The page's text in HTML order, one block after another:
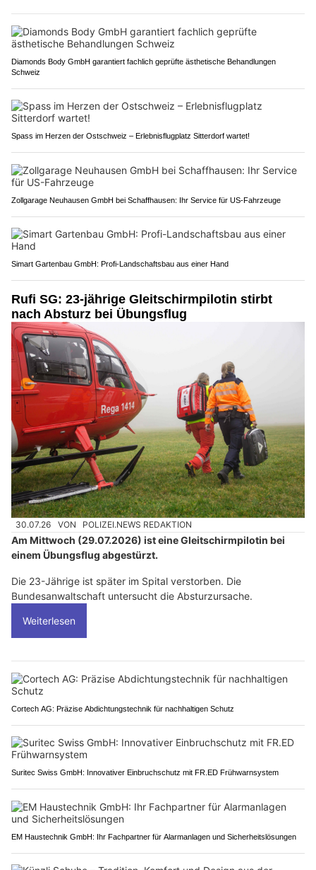
Diamonds Body GmbH garantiert fachlich geprüfte ästhetische Behandlungen
Schweiz
Spass im Herzen der Ostschweiz – Erlebnisflugplatz Sitterdorf wartet!
Zollgarage Neuhausen GmbH bei Schaffhausen: Ihr Service für US-Fahrzeuge
Simart Gartenbau GmbH: Profi-Landschaftsbau aus einer Hand
Rufi SG: 23-jährige Gleitschirmpilotin stirbt
nach Absturz bei Übungsflug
30.07.26 VON POLIZEI.NEWS REDAKTION
Am Mittwoch (29.07.2026) ist eine Gleitschirmpilotin bei
einem Übungsflug abgestürzt.
Die 23-Jährige ist später im Spital verstorben. Die
Bundesanwaltschaft untersucht die Absturzursache.
Weiterlesen
Cortech AG: Präzise Abdichtungstechnik für nachhaltigen Schutz
Suritec Swiss GmbH: Innovativer Einbruchschutz mit FR.ED Frühwarnsystem
EM Haustechnik GmbH: Ihr Fachpartner für Alarmanlagen und Sicherheitslösungen